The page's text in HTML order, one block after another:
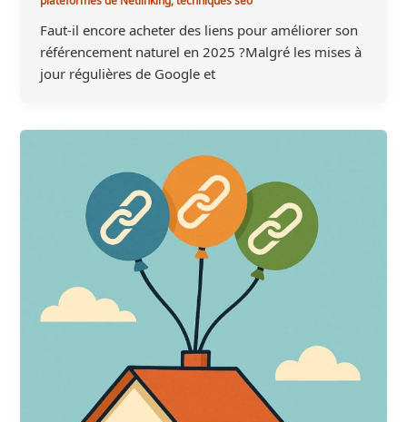
Faut-il encore acheter des liens pour améliorer son
référencement naturel en 2025 ?Malgré les mises à
jour régulières de Google et